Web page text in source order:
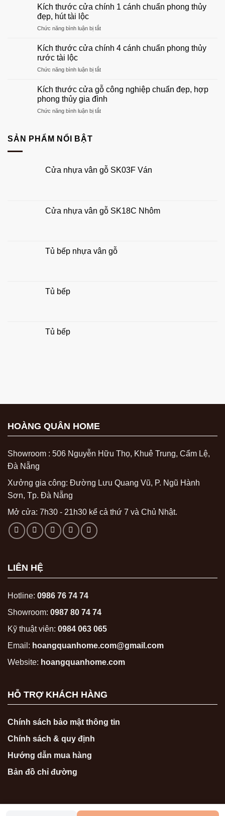
đẹp
nhất
cửa
dẫn
khuôn
hợp
ấm
của
Kích thước cửa chính 1 cánh chuẩn phong thủy
đẹp, hút tài lộc
Chức năng bình luận bị tắtở
thước
1
chuẩn
phong
đẹp,
Kích thước cửa chính 4 cánh chuẩn phong thủy
rước tài lộc
Chức năng bình luận bị tắtở
thước
cửa
chính
4
lộc
Kích thước cửa gỗ công nghiệp chuẩn đẹp, hợp
phong thủy gia đình
Chức năng bình luận bị tắtở
chuẩn
gia
SẢN PHẨM NỔI BẬT
Cửa nhựa vân gỗ SK03F Ván
Cửa nhựa vân gỗ SK18C Nhôm
Tủ bếp nhựa vân gỗ
Tủ bếp
Tủ bếp
HOÀNG QUÂN HOME
Showroom : 506 Nguyễn Hữu Thọ, Khuê Trung, Cẩm Lệ,
Đà Nẵng
Xưởng gia công: Đường Lưu Quang Vũ, P. Ngũ Hành
Sơn, Tp. Đà Nẵng
Mở cửa: 7h30 - 21h30 kể cả thứ 7 và Chủ Nhật.
LIÊN HỆ
Hotline: 0986 76 74 74
Showroom: 0987 80 74 74
Kỹ thuật viên: 0984 063 065
Email: hoangquanhome.com@gmail.com
Website: hoangquanhome.com
HỖ TRỢ KHÁCH HÀNG
Chính sách bảo mật thông tin
Chính sách & quy định
Hướng dẫn mua hàng
Bản đồ chỉ đường